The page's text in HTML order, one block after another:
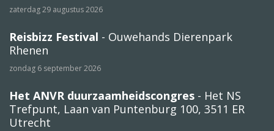
zaterdag 29 augustus 2026
Reisbizz Festival - Ouwehands Dierenpark
Rhenen
zondag 6 september 2026
Het ANVR duurzaamheidscongres - Het NS
Trefpunt, Laan van Puntenburg 100, 3511 ER
Utrecht